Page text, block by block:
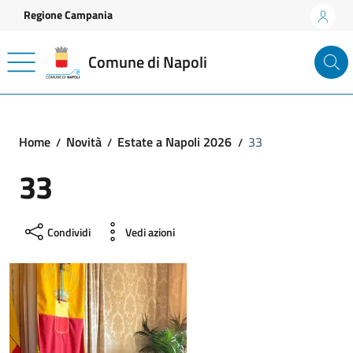
Vai ai contenuti
Vai al footer
Regione Campania
Comune di Napoli
Home Novità Estate a Napoli 2026 33
33
Condividi Vedi azioni